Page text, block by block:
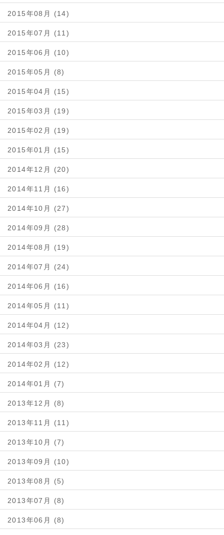
2015年08月 (14)
2015年07月 (11)
2015年06月 (10)
2015年05月 (8)
2015年04月 (15)
2015年03月 (19)
2015年02月 (19)
2015年01月 (15)
2014年12月 (20)
2014年11月 (16)
2014年10月 (27)
2014年09月 (28)
2014年08月 (19)
2014年07月 (24)
2014年06月 (16)
2014年05月 (11)
2014年04月 (12)
2014年03月 (23)
2014年02月 (12)
2014年01月 (7)
2013年12月 (8)
2013年11月 (11)
2013年10月 (7)
2013年09月 (10)
2013年08月 (5)
2013年07月 (8)
2013年06月 (8)